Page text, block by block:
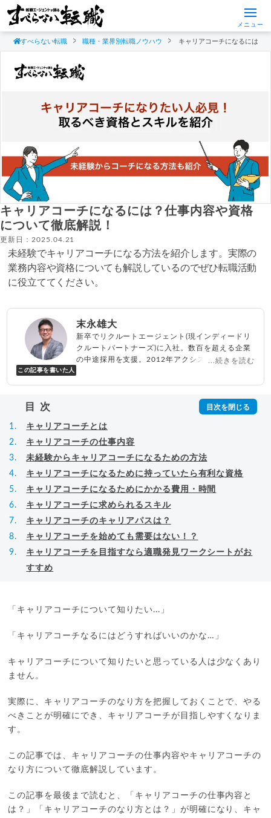
メニュー
すべらない転職 職種・業界別転職ノウハウ キャリアコーチになるには？
キャリアコーチになるには？仕事内容や資格
について徹底解説！
更新日：2025.04.21
未経験でキャリアコーチになる方法を紹介します。実際の
業務内容や資格についても解説しているのでぜひ転職活動
に役立ててください。
この記事を書いた人
末永雄大
新卒でリクルートエージェント(現インディードリ
クルートパートナーズ)に入社。数百を超える企業
の中途採用を支援。2012年アクシス(株)設立、代
」の総再生回数は2,000
成功する転職面接」「キャリア
ロジック」
▸詳細プロフィール
...続きを読む
目次
キャリアコーチとは
キャリアコーチの仕事内容
未経験からキャリアコーチになるための方法
キャリアコーチになるために持っていたら有利な資格
キャリアコーチになるためにかかる費用・時間
キャリアコーチに求められるスキル
キャリアコーチのキャリアパスは？
キャリアコーチを始めても需要はない！？
キャリアコーチを目指すなら適職発見ワークシートがお
すすめ
「キャリアコーチについて知りたい...」
「キャリアコーチなるにはどうすればいいのかな…」
キャリアコーチについて知りたいと思っている人は少なくあり
ません。
実際に、キャリアコーチのなり方を把握しておくことで、やる
べきことが明確にでき、キャリアコーチが目指しやすくなりま
す。
この記事では、キャリアコーチの仕事内容やキャリアコーチの
なり方について徹底解説しています。
この記事を最後まで読むと、「キャリアコーチの仕事内容と
は？」「キャリアコーチのなり方とは？」が明確になり、キャ